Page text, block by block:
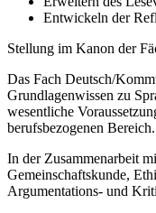
Entwickeln der
Stellung im Kanon der
Das Fach Deutsch/
Grundlagenwissen zu
wesentliche
berufsbezogenen Bereich.
In der Zusammenarbeit
Gemeinschaftskunde,
Argumentations- und